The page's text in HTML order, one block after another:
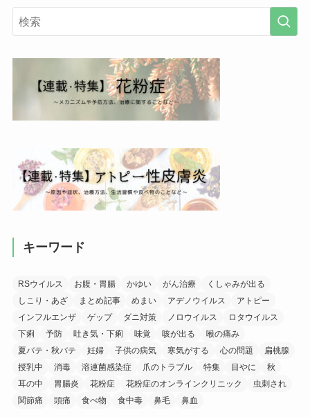
キーワード
RSウイルス お腹・胃腸 かゆい がん治療
くしゃみが出る
しこり・あざ
まとめ記事 めまい アデノウイルス
アトピー
インフルエンザ
ゲップ ダニ対策 ノロウイルス
ロタウイルス
下痢
予防 吐き気・下痢 味覚 咳が出る
喉の痛み
夏バテ・秋バテ
妊婦 子供の病気 寒気がする 心の問題
扁桃腺
授乳中
消毒 溶連菌感染症 爪のトラブル 特集 目やに
秋
耳の中
胃腸炎 花粉症 花粉症のオンラインクリニック
虫刺され
関節痛
頭痛 食べ物 食中毒 鼻毛 鼻血